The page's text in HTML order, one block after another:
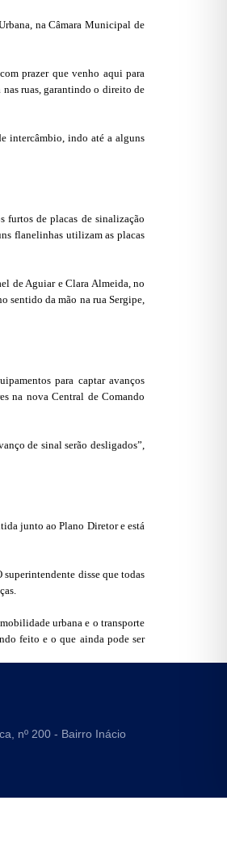
na Câmara Municipal de
prazer que venho aqui para
nas ruas, garantindo o direito de
intercâmbio, indo até a alguns
furtos de placas de sinalização
flanelinhas utilizam as placas
de Aguiar e Clara Almeida, no
sentido da mão na rua Sergipe,
para captar avanços
na nova Central de Comando
de sinal serão desligados”,
junto ao Plano Diretor e está
disse que todas
urbana e o transporte
feito e o que ainda pode ser
nº 200 - Bairro Inácio